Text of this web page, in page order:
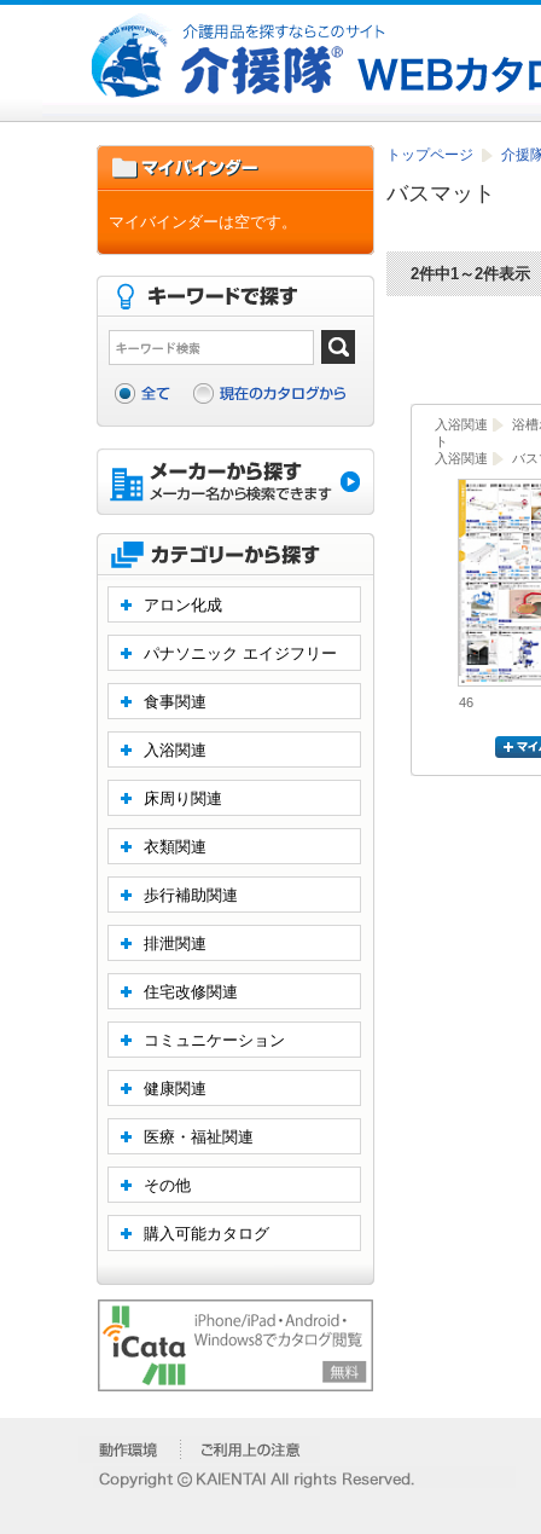
トップページ 介援
バスマット
2件中1～2件表示
入浴関連
浴槽
ト
入浴関連
バ
46
マイバインダーは空です。
アロン化成
パナソニック エイジフリー
食事関連
入浴関連
床周り関連
衣類関連
歩行補助関連
排泄関連
住宅改修関連
コミュニケーション
健康関連
医療・福祉関連
その他
購入可能カタログ